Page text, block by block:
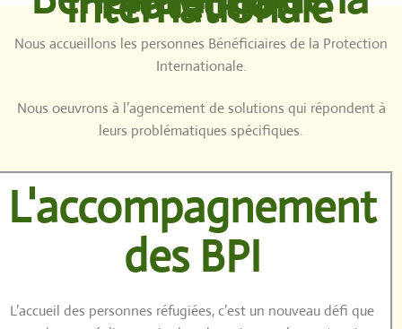
Nous accueillons les personnes Bénéficiaires de la Protection
Internationale.
Nous oeuvrons à l’agencement de solutions qui répondent à
leurs problématiques spécifiques.
L'accompagnement
des BPI
L’accueil des personnes réfugiées, c’est un nouveau défi que